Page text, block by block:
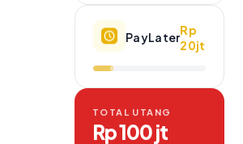
PayLater
Rp
20jt
TOTAL UTANG
Rp 100 jt